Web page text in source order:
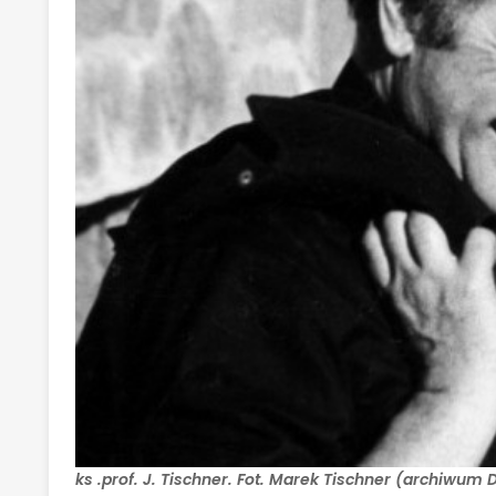
ks .prof. J. Tischner. Fot. Marek Tischner (archiwum